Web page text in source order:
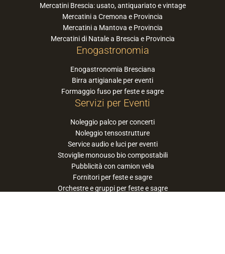
Mercatini Brescia: usato, antiquariato e vintage
Mercatini a Cremona e Provincia
Mercatini a Mantova e Provincia
Mercatini di Natale a Brescia e Provincia
Enogastronomia
Enogastronomia Bresciana
Birra artigianale per eventi
Formaggio fuso per feste e sagre
Servizi per Eventi
Noleggio palco per concerti
Noleggio tensostrutture
Service audio e luci per eventi
Stoviglie monouso bio compostabili
Pubblicità con camion vela
Fornitori per feste e sagre
Orchestre e gruppi per feste e sagre